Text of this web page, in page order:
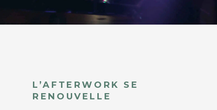
L’AFTERWORK SE
RENOUVELLE